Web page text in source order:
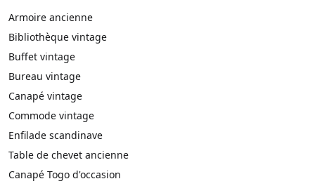
Armoire ancienne
Bibliothèque vintage
Buffet vintage
Bureau vintage
Canapé vintage
Commode vintage
Enfilade scandinave
Table de chevet ancienne
Canapé Togo d'occasion